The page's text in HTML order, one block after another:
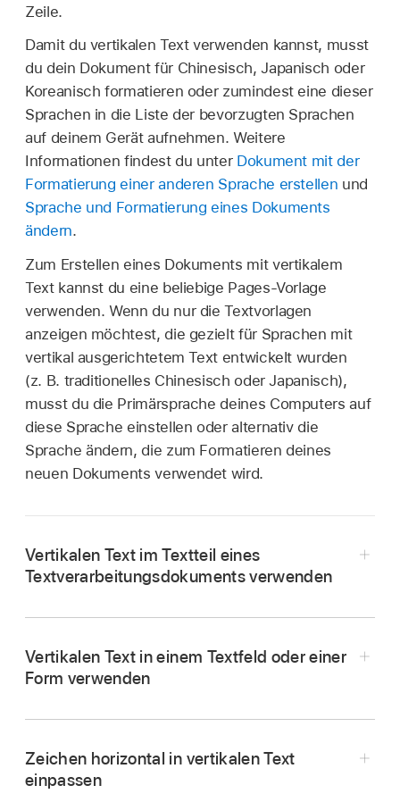
Zeile.
Damit du vertikalen Text verwenden kannst, musst
du dein Dokument für Chinesisch, Japanisch oder
Koreanisch formatieren oder zumindest eine dieser
Sprachen in die Liste der bevorzugten Sprachen
auf deinem Gerät aufnehmen. Weitere
Informationen findest du unter Dokument mit der
Formatierung einer anderen Sprache erstellen und
Sprache und Formatierung eines Dokuments
ändern.
Zum Erstellen eines Dokuments mit vertikalem
Text kannst du eine beliebige Pages-Vorlage
verwenden. Wenn du nur die Textvorlagen
anzeigen möchtest, die gezielt für Sprachen mit
vertikal ausgerichtetem Text entwickelt wurden
(z. B. traditionelles Chinesisch oder Japanisch),
musst du die Primärsprache deines Computers auf
diese Sprache einstellen oder alternativ die
Sprache ändern, die zum Formatieren deines
neuen Dokuments verwendet wird.
Vertikalen Text im Textteil eines
Textverarbeitungsdokuments verwenden
Öffne die App „Pages“
auf dem Mac.
Öffne ein Dokument, klicke in der
Symbolleiste
auf
,klicke auf den Tab „Dokument“ und
Vertikalen Text in einem Textfeld oder einer
Form verwenden
Tipp:
Zeichen horizontal in vertikalen Text
einpassen